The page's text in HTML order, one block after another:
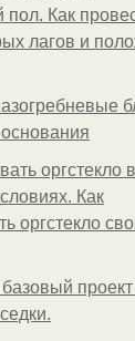
Как
лагов и
оргстекло в
Как
оргстекло